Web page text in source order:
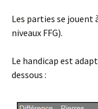
Les parties se jouent
niveaux FFG).
Le handicap est
dessous :